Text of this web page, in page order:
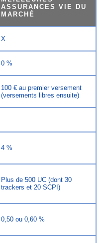
ASSURANCES VIE DU
MARCHÉ
X
0 %
100 € au premier versement
(versements libres ensuite)
4 %
Plus de 500 UC (dont 30
trackers et 20 SCPI)
0,50 ou 0,60 %